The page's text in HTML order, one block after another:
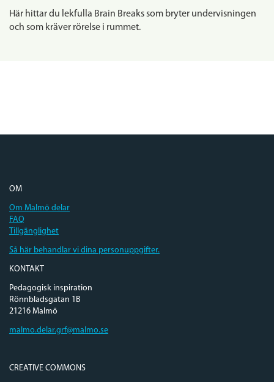
Här hittar du lekfulla Brain Breaks som bryter undervisningen
och som kräver rörelse i rummet.
OM
Om Malmö delar
FAQ
Tillgänglighet
Så här behandlar vi dina personuppgifter.
KONTAKT
Pedagogisk inspiration
Rönnbladsgatan 1B
21216 Malmö
malmo.delar.grf@malmo.se
CREATIVE COMMONS